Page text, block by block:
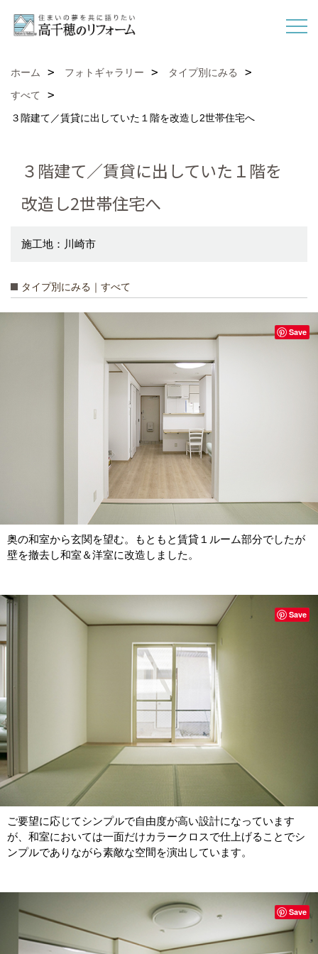
ホーム フォトギャラリー
タイプ別にみる
すべて
３階建て／賃貸に出していた１階を改造し2世帯住宅へ
３階建て／賃貸に出していた１階を
改造し2世帯住宅へ
施工地：川崎市
タイプ別にみる｜すべて
奥の和室から玄関を望む。もともと賃貸１ルーム部分でしたが
壁を撤去し和室＆洋室に改造しました。
Save
ご要望に応じてシンプルで自由度が高い設計になっています
が、和室においては一面だけカラークロスで仕上げることでシ
ンプルでありながら素敵な空間を演出しています。
Save
Save